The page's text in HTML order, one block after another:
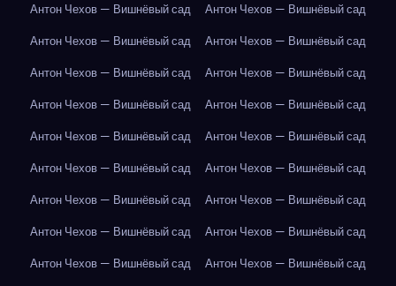
Антон Чехов — Вишнёвый сад
Антон Чехов — Вишнёвый сад
Антон Чехов — Вишнёвый сад
Антон Чехов — Вишнёвый сад
Антон Чехов — Вишнёвый сад
Антон Чехов — Вишнёвый сад
Антон Чехов — Вишнёвый сад
Антон Чехов — Вишнёвый сад
Антон Чехов — Вишнёвый сад
Антон Чехов — Вишнёвый сад
Антон Чехов — Вишнёвый сад
Антон Чехов — Вишнёвый сад
Антон Чехов — Вишнёвый сад
Антон Чехов — Вишнёвый сад
Антон Чехов — Вишнёвый сад
Антон Чехов — Вишнёвый сад
Антон Чехов — Вишнёвый сад
Антон Чехов — Вишнёвый сад